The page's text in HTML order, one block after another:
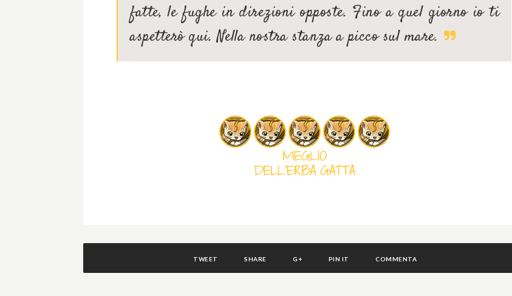
fatte, le fughe in direzioni opposte. Fino a quel giorno io ti
aspetterò qui. Nella nostra stanza a picco sul mare.
TWEET SHARE G+ PIN IT COMMENTA